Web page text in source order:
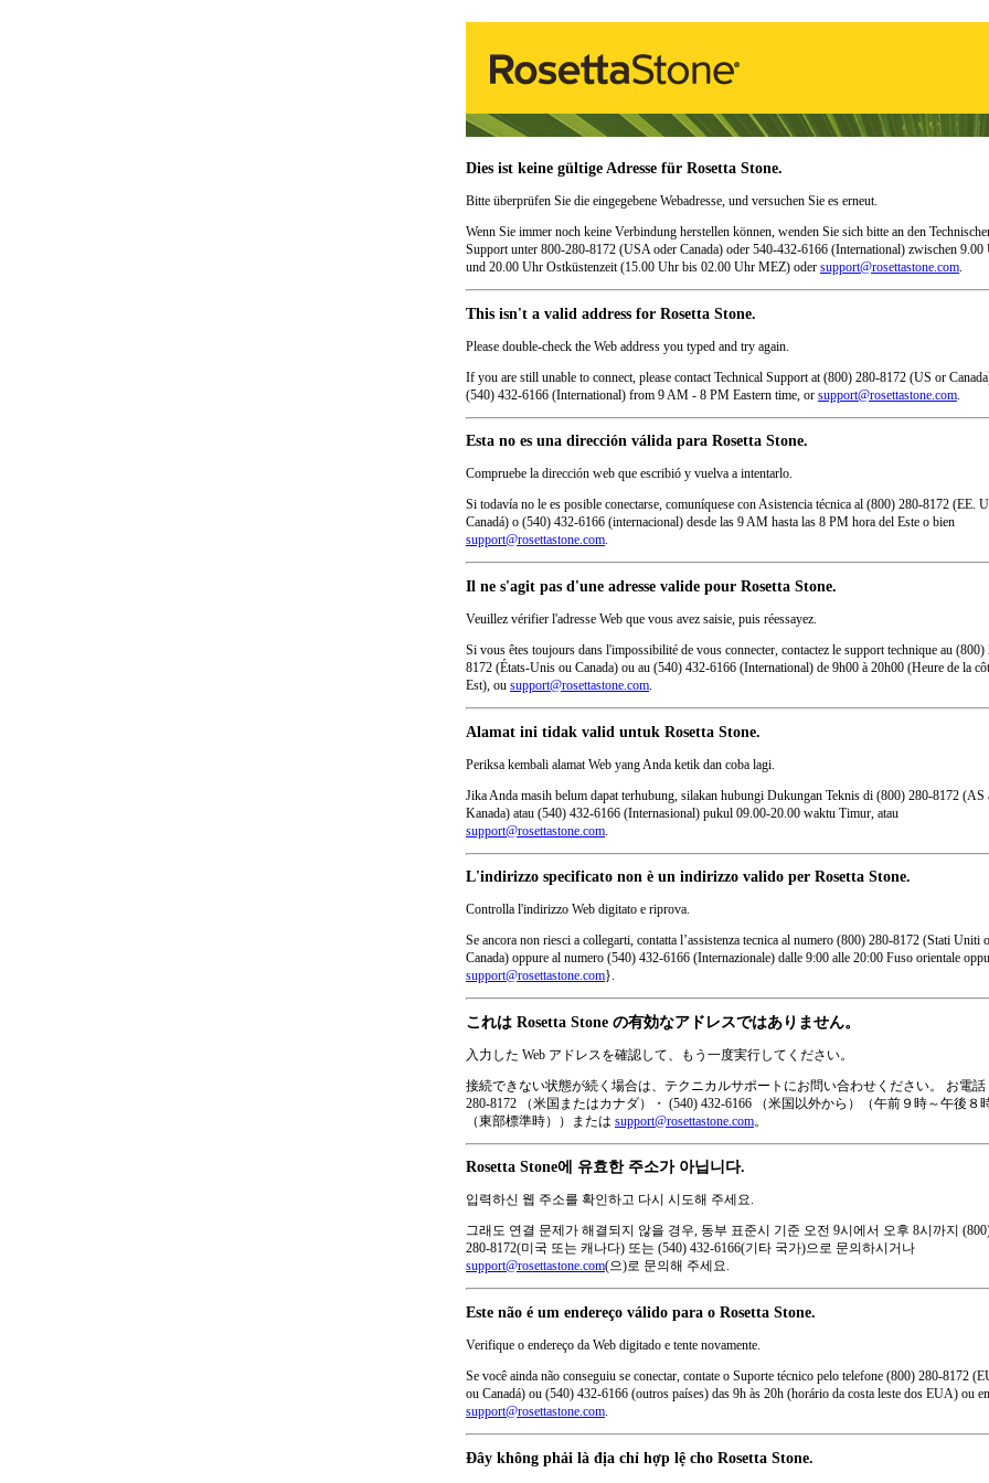
Dies ist keine gültige Adresse für Rosetta Stone.
Bitte überprüfen Sie die eingegebene Webadresse, und versuchen Sie es erneut.
Wenn Sie immer noch keine Verbindung herstellen können, wenden Sie sich bitte an den
Support unter 800-280-8172 (USA oder Canada) oder 540-432-6166 (International) zwischen 9.00
und 20.00 Uhr Ostküstenzeit (15.00 Uhr bis 02.00 Uhr MEZ) oder support@rosettastone.com.
This isn't a valid address for Rosetta Stone.
Please double-check the Web address you typed and try again.
If you are still unable to connect, please contact Technical Support at (800) 280-8172 (US or
(540) 432-6166 (International) from 9 AM - 8 PM Eastern time, or support@rosettastone.com
Esta no es una dirección válida para Rosetta Stone.
Compruebe la dirección web que escribió y vuelva a intentarlo.
Si todavía no le es posible conectarse, comuníquese con Asistencia técnica al (800) 280-8172 (EE.
Canadá) o (540) 432-6166 (internacional) desde las 9 AM hasta las 8 PM hora del Este o bien
support@rosettastone.com.
Il ne s'agit pas d'une adresse valide pour Rosetta Stone.
Veuillez vérifier l'adresse Web que vous avez saisie, puis réessayez.
Si vous êtes toujours dans l'impossibilité de vous connecter, contactez le support technique au (800)
8172 (États-Unis ou Canada) ou au (540) 432-6166 (International) de 9h00 à 20h00 (Heure de la
Est), ou support@rosettastone.com.
Alamat ini tidak valid untuk Rosetta Stone.
Periksa kembali alamat Web yang Anda ketik dan coba lagi.
Jika Anda masih belum dapat terhubung, silakan hubungi Dukungan Teknis di (800) 280-8172 (AS
Kanada) atau (540) 432-6166 (Internasional) pukul 09.00-20.00 waktu Timur, atau
support@rosettastone.com
L'indirizzo specificato non è un indirizzo valido per Rosetta Stone.
Controlla l'indirizzo Web digitato e riprova.
Se ancora non riesci a collegarti, contatta l’assistenza tecnica al numero (800) 280-8172 (Stati Uniti o
Canada) oppure al numero (540) 432-6166 (Internazionale) dalle 9:00 alle 20:00 Fuso orientale
support@rosettastone.com}.
これは Rosetta Stone の有効なアドレスではありません。
入力した Web アドレスを確認して、もう一度実行してください。
接続できない状態が続く場合は、テクニカルサポートにお問い合わせください。 お電話
280-8172 （米国またはカナダ）・ (540) 432-6166 （米国以外から）（午前９時～午後８
（東部標準時））または support@rosettastone.com。
Rosetta Stone에 유효한 주소가 아닙니다.
입력하신 웹 주소를 확인하고 다시 시도해 주세요.
그래도 연결 문제가 해결되지 않을 경우, 동부 표준시 기준 오전 9시에서 오후 8시까지
280-8172(미국 또는 캐나다) 또는 (540) 432-6166(기타 국가)으로 문의하시거나
support@rosettastone.com(으)로 문의해 주세요.
Este não é um endereço válido para o Rosetta Stone.
Verifique o endereço da Web digitado e tente novamente.
Se você ainda não conseguiu se conectar, contate o Suporte técnico pelo telefone (800) 280-8172
ou Canadá) ou (540) 432-6166 (outros países) das 9h às 20h (horário da costa leste dos EUA) ou
support@rosettastone.com.
Đây không phải là địa chỉ hợp lệ cho Rosetta Stone.